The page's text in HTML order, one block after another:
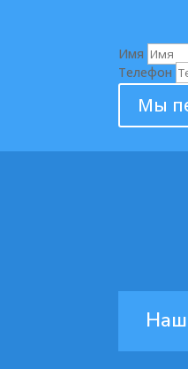
Имя
Телефон
Мы